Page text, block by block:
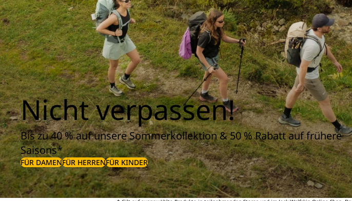
Nicht verpassen!
Bis zu 40 % auf unsere Sommerkollektion & 50 % Rabatt auf frühere
Saisons*
FÜR DAMENFÜR HERRENFÜR KINDER